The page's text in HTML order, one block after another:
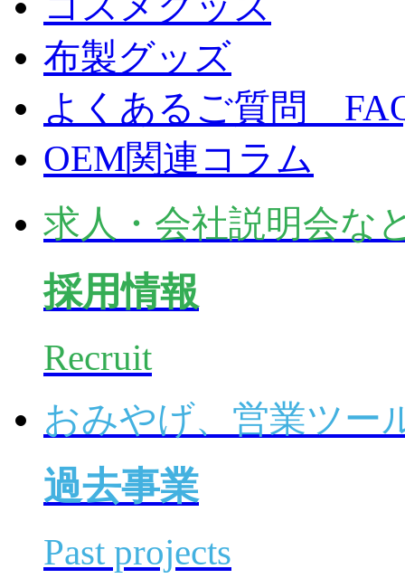
布製グッズ
よくあるご質問
OEM関連コラム
求人・会社説明会な
採用情報
Recruit
おみやげ、営業ツー
過去事業
Past projects